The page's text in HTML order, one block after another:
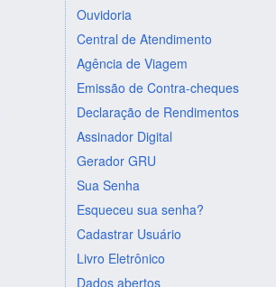
Ouvidoria
Central de Atendimento
Agência de Viagem
Emissão de Contra-cheques
Declaração de Rendimentos
Assinador Digital
Gerador GRU
Sua Senha
Esqueceu sua senha?
Cadastrar Usuário
Livro Eletrônico
Dados abertos